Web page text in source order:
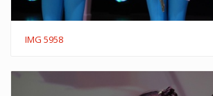
IMG 5958